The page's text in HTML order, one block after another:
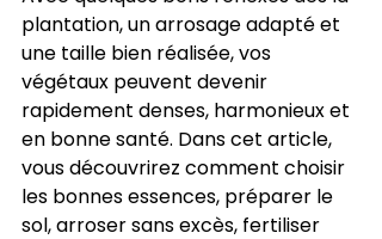
plantation, un arrosage adapté et
une taille bien réalisée, vos
végétaux peuvent devenir
rapidement denses, harmonieux et
en bonne santé. Dans cet article,
vous découvrirez comment choisir
les bonnes essences, préparer le
sol, arroser sans excès, fertiliser